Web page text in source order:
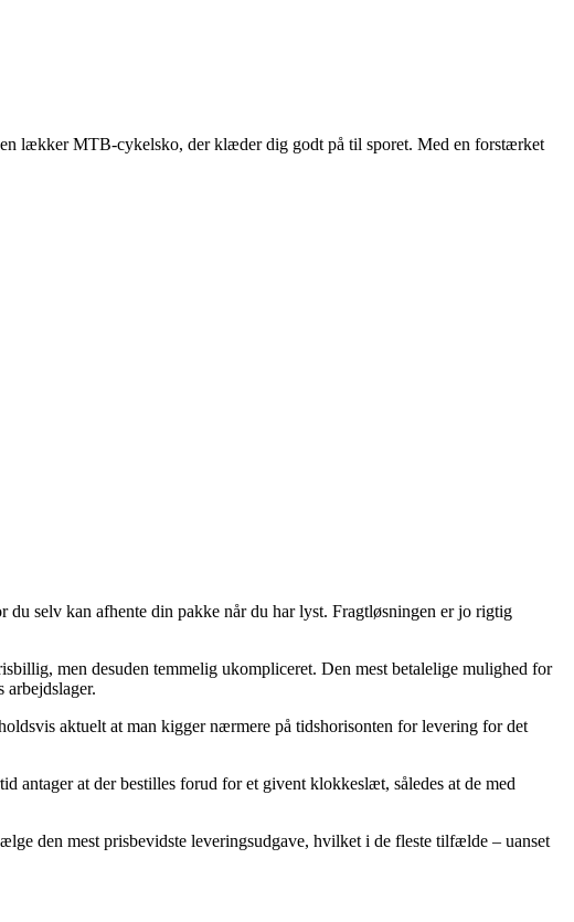
lækker MTB-cykelsko, der klæder dig godt på til sporet. Med en forstærket
selv kan afhente din pakke når du har lyst. Fragtløsningen er jo rigtig
men desuden temmelig ukompliceret. Den mest betalelige mulighed for
aktuelt at man kigger nærmere på tidshorisonten for levering for det
antager at der bestilles forud for et givent klokkeslæt, således at de med
den mest prisbevidste leveringsudgave, hvilket i de fleste tilfælde – uanset